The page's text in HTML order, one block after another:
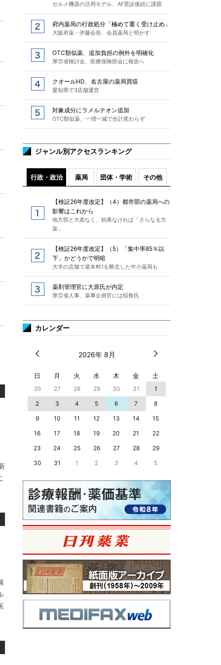
セルメ機器の活用モデル、AF受診接続に課題
府内薬局の行政処分「極めて重く受け止め」
大阪府薬・伊藤会長、会員薬局と明かす
OTC類似薬、追加負担の例外を明確化
厚労省検討会、医療保険部会に報告へ
クオールHD、名古屋の薬局買収
愛知県で3店舗運営
対象成分にラメルテオン追加
OTC類似薬、一増一減で合計変わらず
ジャンル別アクセスランキング
行政・政治 薬局 団体・学術 その他
【検証26年度改定】（4）都市部の薬局への
影響はこれから
地方部と大差なく、効果なければ「さらなる方
策」
【検証26年度改定】（5）「集中率85％以
下」かどうかで明暗
大半の店舗で基本料1を断念した中小薬局も
薬剤管理官に大原氏が内定
厚労省人事、薬事企画官には稲角氏
カレンダー
2026年 8月
日 月 火 水 木 金 土
26 27 28 29 30 31
1
2
3 4 5 6 7
8
9
10 11 12 13 14
15
16
17 18 19 20 21
22
23
24 25 26 27 28
29
30
31 1 2 3 4 5